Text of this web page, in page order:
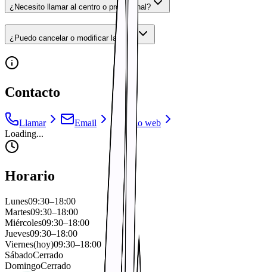
¿Necesito llamar al centro o profesional?
¿Puedo cancelar o modificar la cita?
Contacto
Llamar Email
Sitio web
Loading...
Horario
Lunes09:30–18:00
Martes09:30–18:00
Miércoles09:30–18:00
Jueves09:30–18:00
Viernes(hoy)09:30–18:00
SábadoCerrado
DomingoCerrado